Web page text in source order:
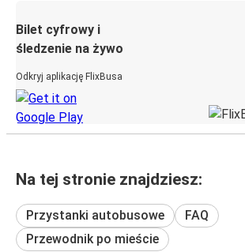
Bilet cyfrowy i
śledzenie na żywo
Odkryj aplikację FlixBusa
Na tej stronie znajdziesz:
Przystanki autobusowe
FAQ
Przewodnik po mieście